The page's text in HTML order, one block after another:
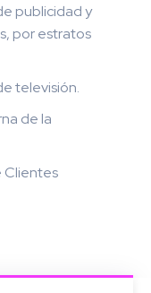
publicidad y
por estratos
televisión.
de la
Clientes